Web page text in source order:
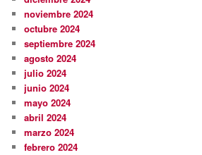
noviembre 2024
octubre 2024
septiembre 2024
agosto 2024
julio 2024
junio 2024
mayo 2024
abril 2024
marzo 2024
febrero 2024